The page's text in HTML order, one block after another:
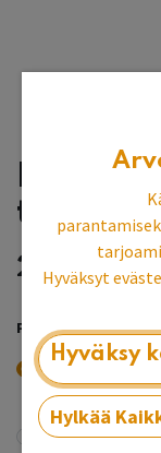
tyyppi 1
296,41€
PINTAKÄSITTELY
Peittävä valitse
Antiikki
Hyväksyt
Hyväksy
Hylkää